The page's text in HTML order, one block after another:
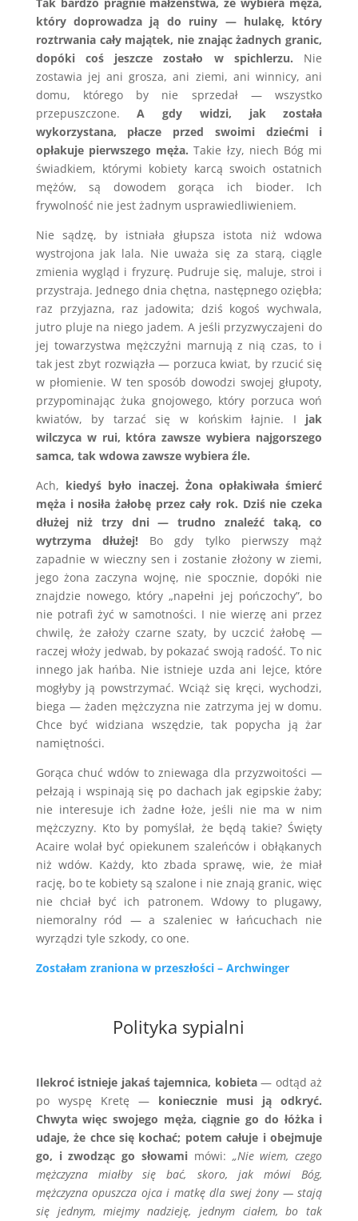
który doprowadza ją do ruiny — hulakę, który
roztrwania cały majątek, nie znając żadnych granic,
dopóki coś jeszcze zostało w spichlerzu. Nie
zostawia jej ani grosza, ani ziemi, ani winnicy, ani
domu, którego by nie sprzedał — wszystko
przepuszczone.A gdy widzi, jak została
wykorzystana, płacze przed swoimi dziećmi i
opłakuje pierwszego męża. Takie łzy, niech Bóg mi
świadkiem, którymi kobiety karcą swoich ostatnich
mężów, są dowodem gorąca ich bioder. Ich
frywolność nie jest żadnym usprawiedliwieniem.
Nie sądzę, by istniała głupsza istota niż wdowa
wystrojona jak lala. Nie uważa się za starą, ciągle
zmienia wygląd i fryzurę. Pudruje się, maluje, stroi i
przystraja. Jednego dnia chętna, następnego oziębła;
raz przyjazna, raz jadowita; dziś kogoś wychwala,
jutro pluje na niego jadem. A jeśli przyzwyczajeni do
jej towarzystwa mężczyźni marnują z nią czas, to i
tak jest zbyt rozwiązła — porzuca kwiat, by rzucić się
w płomienie. W ten sposób dowodzi swojej głupoty,
przypominając żuka gnojowego, który porzuca woń
kwiatów, by tarzać się w końskim łajnie. I jak
wilczyca w rui, która zawsze wybiera najgorszego
samca, tak wdowa zawsze wybiera źle.
Ach, kiedyś było inaczej. Żona opłakiwała śmierć
męża i nosiła żałobę przez cały rok. Dziś nie czeka
dłużej niż trzy dni — trudno znaleźć taką, co
wytrzyma dłużej! Bo gdy tylko pierwszy mąż
zapadnie w wieczny sen i zostanie złożony w ziemi,
jego żona zaczyna wojnę, nie spocznie, dopóki nie
znajdzie nowego, który „napełni jej pończochy”, bo
nie potrafi żyć w samotności. I nie wierzę ani przez
chwilę, że założy czarne szaty, by uczcić żałobę —
raczej włoży jedwab, by pokazać swoją radość. To nic
innego jak hańba. Nie istnieje uzda ani lejce, które
mogłyby ją powstrzymać. Wciąż się kręci, wychodzi,
biega — żaden mężczyzna nie zatrzyma jej w domu.
Chce być widziana wszędzie, tak popycha ją żar
namiętności.
Gorąca chuć wdów to zniewaga dla przyzwoitości —
pełzają i wspinają się po dachach jak egipskie żaby;
nie interesuje ich żadne łoże, jeśli nie ma w nim
mężczyzny. Kto by pomyślał, że będą takie? Święty
Acaire wolał być opiekunem szaleńców i obłąkanych
niż wdów. Każdy, kto zbada sprawę, wie, że miał
rację, bo te kobiety są szalone i nie znają granic, więc
nie chciał być ich patronem. Wdowy to plugawy,
niemoralny ród — a szaleniec w łańcuchach nie
wyrządzi tyle szkody, co one.
Zostałam zraniona w przeszłości – Archwinger
Polityka sypialni
Ilekroć istnieje jakaś tajemnica, kobieta— odtąd aż
po wyspę Kretę — koniecznie musi ją odkryć.
Chwyta więc swojego męża, ciągnie go do łóżka i
udaje, że chce się kochać; potem całuje i obejmuje
go, i zwodząc go słowami mówi: „Nie wiem, czego
mężczyzna miałby się bać, skoro, jak mówi Bóg,
mężczyzna opuszcza ojca i matkę dla swej żony — stają
się jednym, miejmy nadzieję, jednym ciałem, bo tak